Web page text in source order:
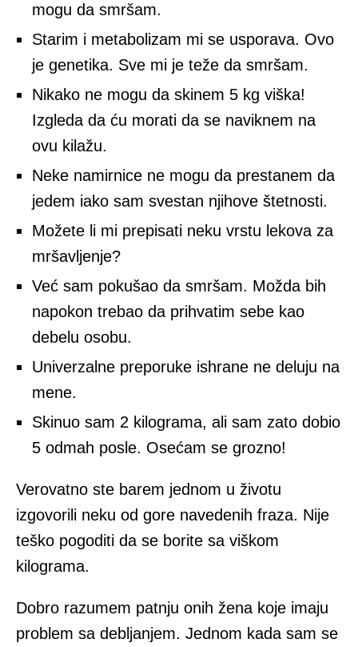
mogu da smršam.
Starim i metabolizam mi se usporava. Ovo
je genetika. Sve mi je teže da smršam.
Nikako ne mogu da skinem 5 kg viška!
Izgleda da ću morati da se naviknem na
ovu kilažu.
Neke namirnice ne mogu da prestanem da
jedem iako sam svestan njihove štetnosti.
Možete li mi prepisati neku vrstu lekova za
mršavljenje?
Već sam pokušao da smršam. Možda bih
napokon trebao da prihvatim sebe kao
debelu osobu.
Univerzalne preporuke ishrane ne deluju na
mene.
Skinuo sam 2 kilograma, ali sam zato dobio
5 odmah posle. Osećam se grozno!
Verovatno ste barem jednom u životu
izgovorili neku od gore navedenih fraza. Nije
teško pogoditi da se borite sa viškom
kilograma.
Dobro razumem patnju onih žena koje imaju
problem sa debljanjem. Jednom kada sam se